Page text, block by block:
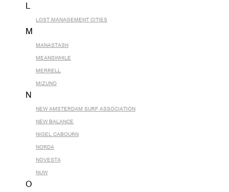
L
LOST MANAGEMENT CITIES
M
MANASTASH
MEANSWHILE
MERRELL
MIZUNO
N
NEW AMSTERDAM SURF ASSOCIATION
NEW BALANCE
NIGEL CABOURN
NORDA
NOVESTA
NUW
O